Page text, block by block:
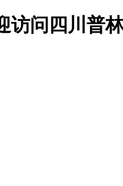
访问四川普